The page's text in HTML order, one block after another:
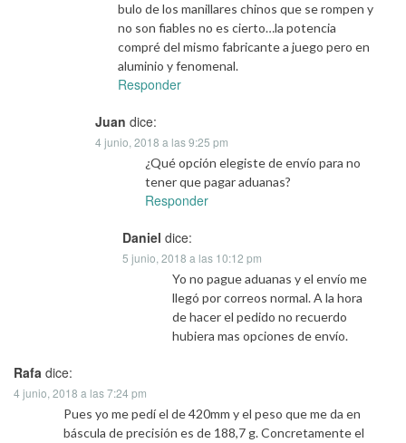
bulo de los manillares chinos que se rompen y
no son fiables no es cierto…la potencia
compré del mismo fabricante a juego pero en
aluminio y fenomenal.
Responder
Juan dice:
4 junio, 2018 a las 9:25 pm
¿Qué opción elegiste de envío para no
tener que pagar aduanas?
Responder
Daniel dice:
5 junio, 2018 a las 10:12 pm
Yo no pague aduanas y el envío me
llegó por correos normal. A la hora
de hacer el pedido no recuerdo
hubiera mas opciones de envío.
Rafa dice:
4 junio, 2018 a las 7:24 pm
Pues yo me pedí el de 420mm y el peso que me da en
báscula de precisión es de 188,7 g. Concretamente el